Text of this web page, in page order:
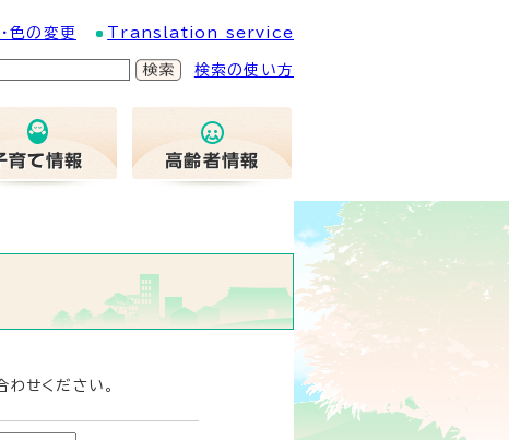
色の変更 Translation service
検索の使い方
せください。